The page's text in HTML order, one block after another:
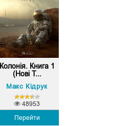
Колонія. Книга 1
(Нові Т...
Макс Кідрук
Перейти
48953